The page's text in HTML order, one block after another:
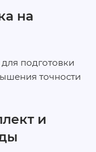
на
подготовки
точности
и